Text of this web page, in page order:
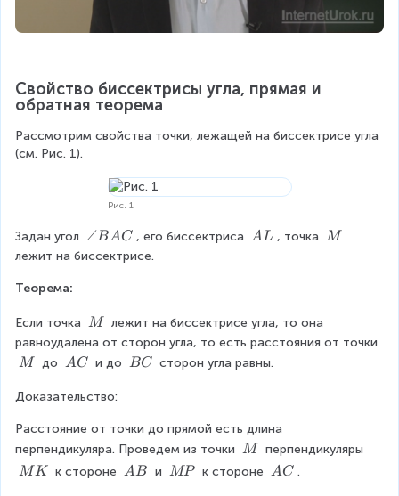
Свойство биссектрисы угла, прямая и
обратная теорема
Рассмотрим свойства точки, лежащей на биссектрисе угла
(см. Рис. 1).
Рис. 1
Задан угол \
a
B
A
C
∠BAC , его биссектриса \
AL , точка \
M
лежит на биссектрисе.
Теорема:
Если точка \
\
M
M
лежит на биссектрисе угла, то она
равноудалена от сторон угла, то есть расстояния от точки
\
M
M до \
A
AC и до \
BC сторон угла равны.
Доказательство:
Расстояние от точки до прямой есть длина
перпендикуляра. Проведем из точки \
\
M перпендикуляры
\
MK к стороне \
AB и \
MP к стороне \
AC .